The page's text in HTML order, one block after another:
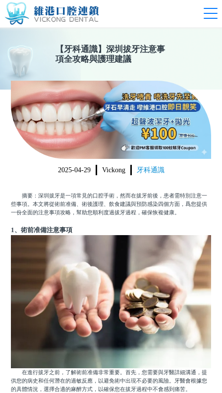
【 牙科通識】 深圳拔牙注意事
項全攻略與護理建議
2025-04-29 Vickong 牙科通識
摘要：深圳拔牙是一項常見的口腔手術，然而在拔牙前後，患者需特別注意一
些事項。本文將從術前准備、術後護理、飲食建議與預防感染四個方面，爲您提供
一份全面的注意事項攻略，幫助您順利度過拔牙過程，確保恢複健康。
1、術前准備注意事項
在進行拔牙之前，了解術前准備非常重要。首先，您需要與牙醫詳細溝通，提
供您的病史和任何潛在的過敏反應，以避免術中出現不必要的風險。牙醫會根據您
的具體情況，選擇合適的麻醉方式，以確保您在拔牙過程中不會感到痛苦。